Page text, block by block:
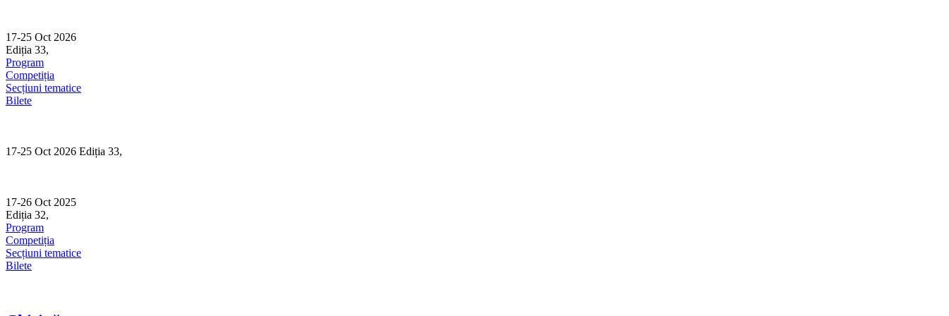
content
17-25 Oct 2026
Ediția 33,
Program
Competiția
Secțiuni tematice
Bilete
17-25 Oct 2026 Ediția 33,
17-26 Oct 2025
Ediția 32,
Program
Competiția
Secțiuni tematice
Bilete